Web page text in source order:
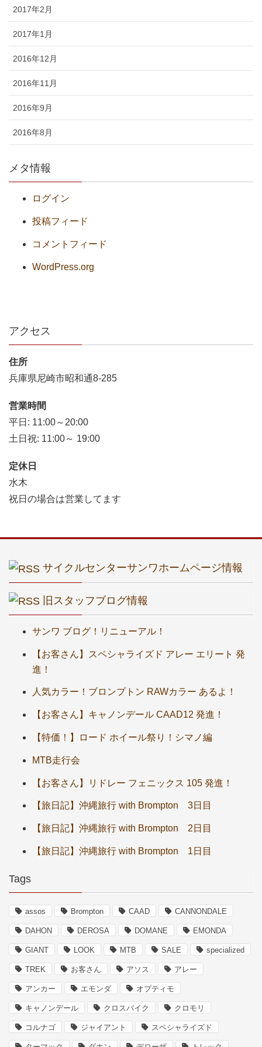
2017年2月
2017年1月
2016年12月
2016年11月
2016年9月
2016年8月
メタ情報
ログイン
投稿フィード
コメントフィード
WordPress.org
アクセス
住所
兵庫県尼崎市昭和通8-285
営業時間
平日: 11:00～20:00
土日祝: 11:00～ 19:00
定休日
水木
祝日の場合は営業してます
サイクルセンターサンワホームページ情報
旧スタッフブログ情報
サンワ ブログ！リニューアル！
【お客さん】スペシャライズド アレー エリート 発
進！
人気カラー！ブロンプトン RAWカラー あるよ！
【お客さん】キャノンデール CAAD12 発進！
【特価！】ロード ホイール祭り！シマノ編
MTB走行会
【お客さん】リドレー フェニックス 105 発進！
【旅日記】沖縄旅行 with Brompton 3日目
【旅日記】沖縄旅行 with Brompton 2日目
【旅日記】沖縄旅行 with Brompton 1日目
Tags
assos Brompton CAAD CANNONDALE
DAHON DEROSA DOMANE EMONDA
GIANT LOOK MTB SALE specialized
TREK お客さん アソス アレー
アンカー エモンダ オプティモ
キャノンデール クロスバイク クロモリ
コルナゴ ジャイアント スペシャライズド